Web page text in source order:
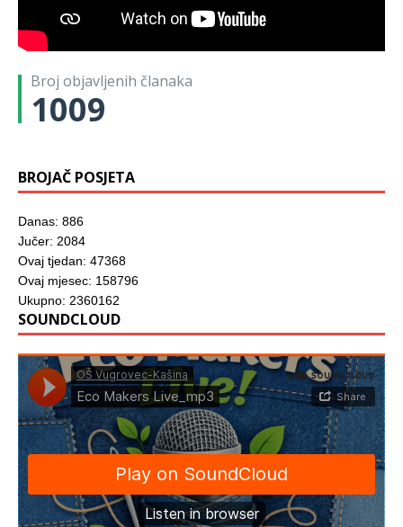
Broj objavljenih članaka
1009
BROJAČ POSJETA
Danas: 886
Jučer: 2084
Ovaj tjedan: 47368
Ovaj mjesec: 158796
Ukupno: 2360162
SOUNDCLOUD